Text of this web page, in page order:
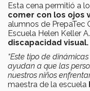
Esta cena permitió a
comer con los ojos
alumnos de PrepaTec
Escuela Helen Keller
discapacidad visual.
“Este tipo de
ayudan a que las
nuestros niños
maestra de la escuela